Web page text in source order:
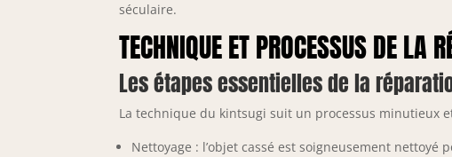
séculaire.
TECHNIQUE ET PROCESSUS DE LA
Les étapes essentielles de la
La technique du kintsugi suit un processus minutieux
Nettoyage : l’objet cassé est soigneusement